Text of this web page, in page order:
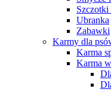
Szczotki
Ubranka
Zabawki
Karmy dla
Karma
Karma